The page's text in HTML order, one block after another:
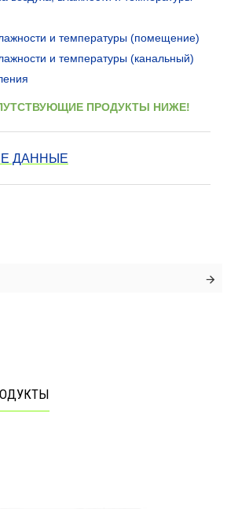
и температуры (помещение)
и температуры (канальный)
ПРОДУКТЫ НИЖЕ!
ДАHHЫЕ